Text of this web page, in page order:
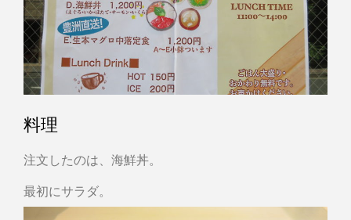
料理
注文したのは、海鮮丼。
最初にサラダ。